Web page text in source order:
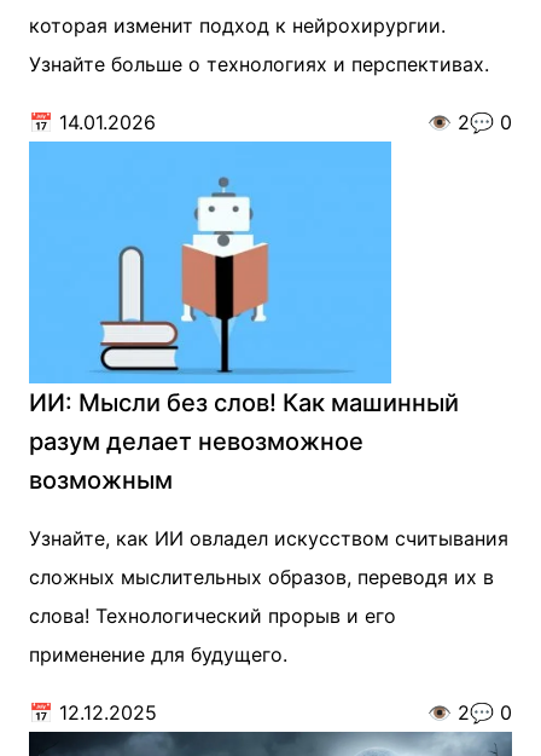
которая изменит подход к нейрохирургии.
Узнайте больше о технологиях и перспективах.
📅 14.01.2026 👁️ 2💬 0
ИИ: Мысли без слов! Как машинный
разум делает невозможное
возможным
Узнайте, как ИИ овладел искусством считывания
сложных мыслительных образов, переводя их в
слова! Технологический прорыв и его
применение для будущего.
📅 12.12.2025 👁️ 2💬 0